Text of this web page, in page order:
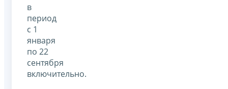
в
период
с 1
января
по 22
сентября
включительно.